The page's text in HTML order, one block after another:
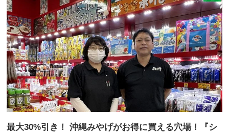
最大30%引き！ 沖縄みやげがお得に買える穴場！『シ